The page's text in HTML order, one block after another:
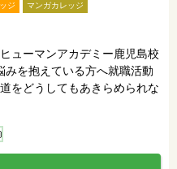
ジ マンガカレッジ
ューマンアカデミー鹿児島校
を抱えている方へ就職活動
をどうしてもあきらめられな